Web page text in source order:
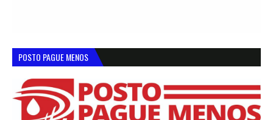
POSTO PAGUE MENOS